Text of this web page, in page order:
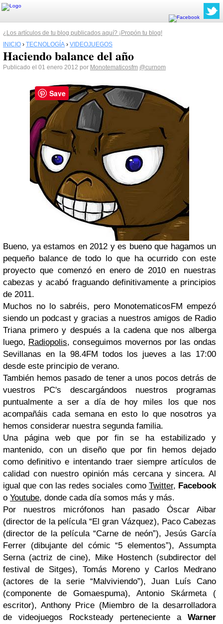
¿Los artículos de tu blog publicados aquí? ¡Propón tu blog!
INICIO › TECNOLOGÍA › VIDEOJUEGOS
Haciendo balance del año
Publicado el 01 enero 2012 por Monotematicosfm @curnom
Bueno, ya estamos en 2012 y es bueno que hagamos un
pequeño balance de todo lo que ha ocurrido con este
proyecto que comenzó en enero de 2010 en nuestras
cabezas y acabó fraguando definitivamente a principios
de 2011.
Muchos no lo sabréis, pero MonotematicosFM empezó
siendo un podcast y gracias a nuestros amigos de Radio
Triana primero y después a la cadena que nos alberga
luego, Radiopolis, conseguimos movernos por las ondas
Sevillanas en la 98.4FM todos los jueves a las 17:00
desde este principio de verano.
También hemos pasado de tener a unos pocos detrás de
vuestros PC's descargándoos nuestros programas
puntualmente a ser a día de hoy miles los que nos
acompañáis cada semana en esto lo que nosotros ya
hemos considerar nuestra segunda familia.
Una página web que por fin se ha estabilizado y
mantenido, con un diseño que por fin hemos dejado
como definitivo e intentando traer siempre artículos de
calidad con nuestro opinión más cercana y sincera. Al
igual que con las redes sociales como Twitter, Facebook
o Youtube, donde cada día somos más y más.
Por nuestros micrófonos han pasado Óscar Aibar
(director de la película “El gran Vázquez), Paco Cabezas
(director de la película “Carne de neón”), Jesús García
Ferrer (dibujante del cómic “5 elementos”), Assumpta
Serna (actriz de cine), Mike Hostench (subdirector del
festival de Sitges), Tomás Moreno y Carlos Medrano
(actores de la serie “Malviviendo”), Juan Luís Cano
(componente de Gomaespuma), Antonio Skármeta (
escritor), Anthony Price (Miembro de la desarrolladora
de videojuegos Rocksteady perteneciente a Warner
Save